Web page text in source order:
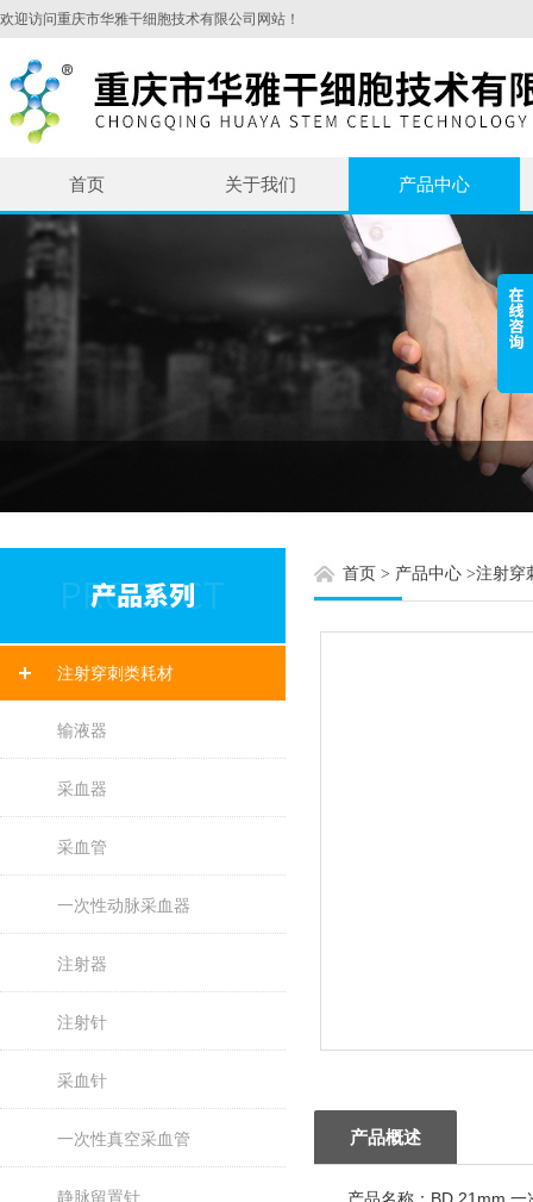
欢迎访问重庆市华雅干细胞技术有限公司网站！
首页 关于我们 产品中心
注射穿刺类耗材
输液器
采血器
采血管
一次性动脉采血器
注射器
注射针
采血针
一次性真空采血管
静脉留置针
首页 > 产品中心 >注射穿
产品概述